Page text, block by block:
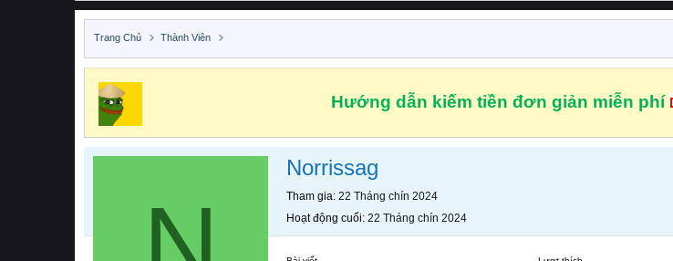
Trang Chủ Thành Viên
Hướng dẫn kiếm tiền đơn giản miễn phí
Norrissag
Tham gia 22 Tháng chín 2024
Hoạt động cuối 22 Tháng chín 2024